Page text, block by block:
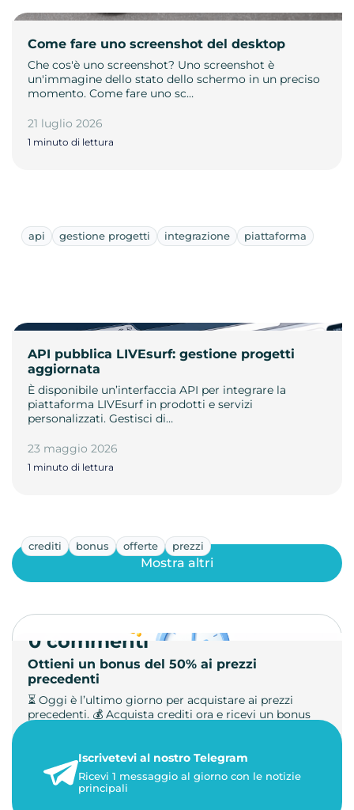
Come fare uno screenshot del desktop
Che cos'è uno screenshot? Uno screenshot è
un'immagine dello stato dello schermo in un preciso
momento. Come fare uno sc…
21 luglio 2026
1 minuto di lettura
api gestione progetti integrazione piattaforma
API pubblica LIVEsurf: gestione progetti
aggiornata
È disponibile un’interfaccia API per integrare la
piattaforma LIVEsurf in prodotti e servizi
personalizzati. Gestisci di…
23 maggio 2026
1 minuto di lettura
crediti bonus offerte prezzi
Ottieni un bonus del 50% ai prezzi
precedenti
⏳ Oggi è l’ultimo giorno per acquistare ai prezzi
precedenti. 💰 Acquista crediti ora e ricevi un bonus
23 maggio 2026
1 minuto di lettura
Mostra altri
0 commenti
Iscrivetevi al nostro Telegram
Ricevi 1 messaggio al giorno con le notizie
principali